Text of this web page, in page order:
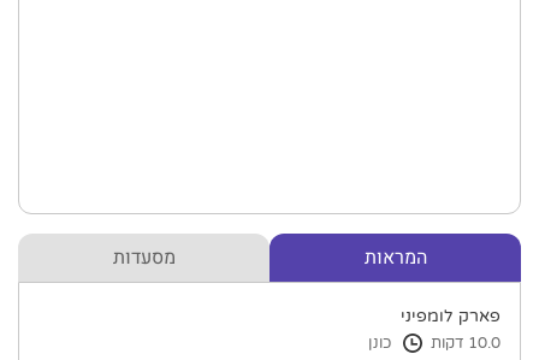
המראות מסעדות
פארק לומפיני
10.0 דקות כונן